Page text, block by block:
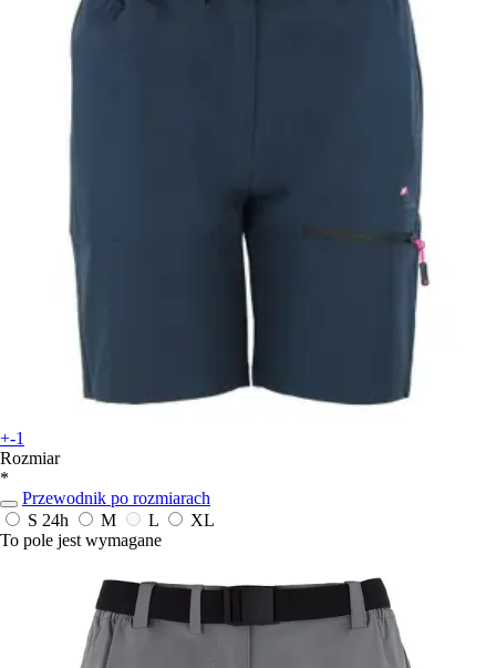
+-1
Rozmiar
*
Przewodnik po rozmiarach
S 24h M L
XL
To pole jest wymagane